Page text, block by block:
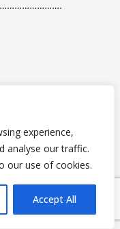
experience,
analyse our traffic.
our use of cookies.
Accept All
…………………….
от мен или
мен, да бъдат
Български